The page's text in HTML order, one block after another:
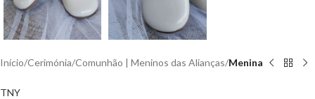
Início Cerimónia Comunhão | Meninos das Alianças Menina
TNY